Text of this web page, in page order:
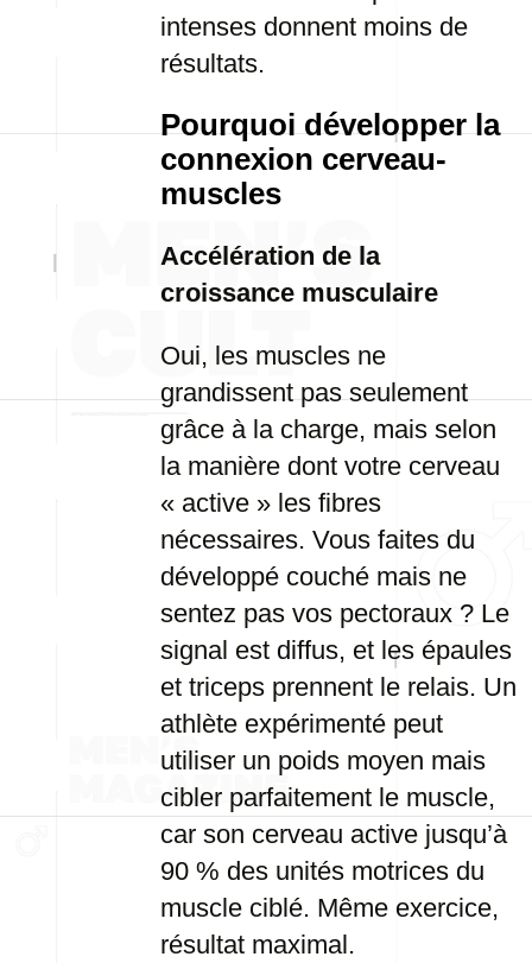
intenses donnent moins de
résultats.
Pourquoi développer la
connexion cerveau-
muscles
Accélération de la
croissance musculaire
Oui, les muscles ne
grandissent pas seulement
grâce à la charge, mais selon
la manière dont votre cerveau
« active » les fibres
nécessaires. Vous faites du
développé couché mais ne
sentez pas vos pectoraux ? Le
signal est diffus, et les épaules
et triceps prennent le relais. Un
athlète expérimenté peut
utiliser un poids moyen mais
cibler parfaitement le muscle,
car son cerveau active jusqu’à
90 % des unités motrices du
muscle ciblé. Même exercice,
résultat maximal.